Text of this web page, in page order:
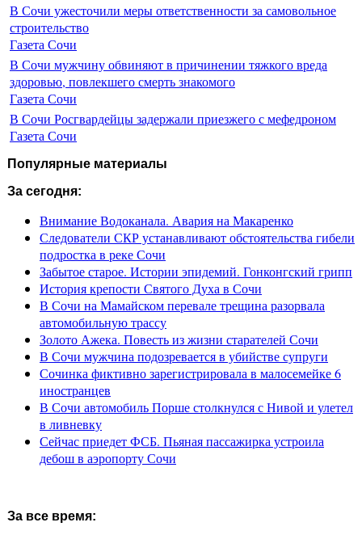
В Сочи ужесточили меры ответственности за самовольное
строительство
Газета Сочи
В Сочи мужчину обвиняют в причинении тяжкого вреда
здоровью, повлекшего смерть знакомого
Газета Сочи
В Сочи Росгвардейцы задержали приезжего с мефедроном
Газета Сочи
Популярные материалы
За сегодня:
Внимание Водоканала. Авария на Макаренко
Следователи СКР устанавливают обстоятельства гибели
подростка в реке Сочи
Забытое старое. Истории эпидемий. Гонконгский грипп
История крепости Святого Духа в Сочи
В Сочи на Мамайском перевале трещина разорвала
автомобильную трассу
Золото Ажека. Повесть из жизни старателей Сочи
В Сочи мужчина подозревается в убийстве супруги
Сочинка фиктивно зарегистрировала в малосемейке 6
иностранцев
В Сочи автомобиль Порше столкнулся с Нивой и улетел
в ливневку
Сейчас приедет ФСБ. Пьяная пассажирка устроила
дебош в аэропорту Сочи
За все время: